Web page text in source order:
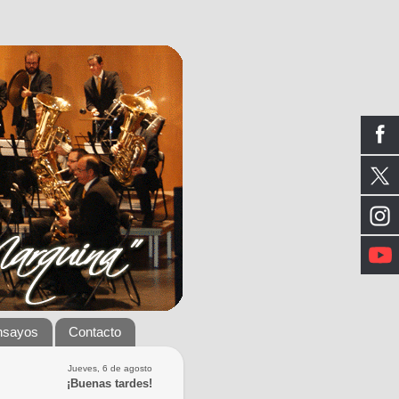
Contacto
Jueves, 6 de agosto
¡Buenas tardes!